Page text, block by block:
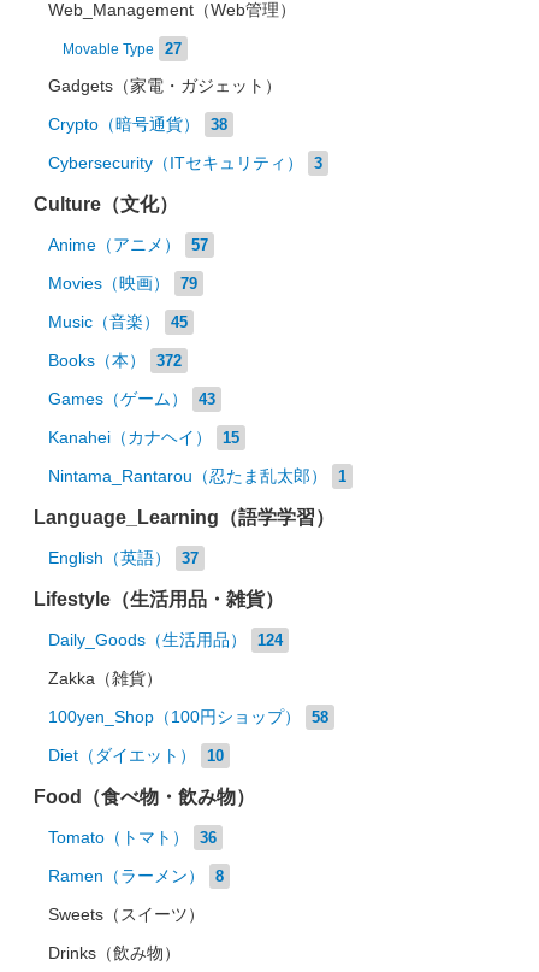
Web_Management（Web管理）
Movable Type 27
Gadgets（家電・ガジェット）
Crypto（暗号通貨） 38
Cybersecurity（ITセキュリティ） 3
Culture（文化）
Anime（アニメ） 57
Movies（映画） 79
Music（音楽） 45
Books（本） 372
Games（ゲーム） 43
Kanahei（カナヘイ） 15
Nintama_Rantarou（忍たま乱太郎） 1
Language_Learning（語学学習）
English（英語） 37
Lifestyle（生活用品・雑貨）
Daily_Goods（生活用品） 124
Zakka（雑貨）
100yen_Shop（100円ショップ） 58
Diet（ダイエット） 10
Food（食べ物・飲み物）
Tomato（トマト） 36
Ramen（ラーメン） 8
Sweets（スイーツ）
Drinks（飲み物）